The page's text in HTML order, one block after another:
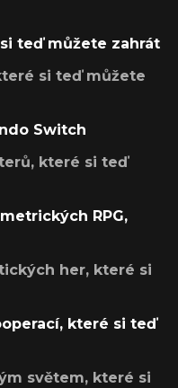
teď můžete zahrát
si teď můžete
Switch
které si teď
RPG,
her, které si
které si teď
světem, které si